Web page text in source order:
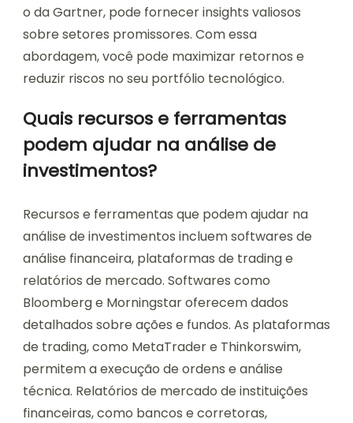
o da Gartner, pode fornecer insights valiosos
sobre setores promissores. Com essa
abordagem, você pode maximizar retornos e
reduzir riscos no seu portfólio tecnológico.
Quais recursos e ferramentas
podem ajudar na análise de
investimentos?
Recursos e ferramentas que podem ajudar na
análise de investimentos incluem softwares de
análise financeira, plataformas de trading e
relatórios de mercado. Softwares como
Bloomberg e Morningstar oferecem dados
detalhados sobre ações e fundos. As plataformas
de trading, como MetaTrader e Thinkorswim,
permitem a execução de ordens e análise
técnica. Relatórios de mercado de instituições
financeiras, como bancos e corretoras,